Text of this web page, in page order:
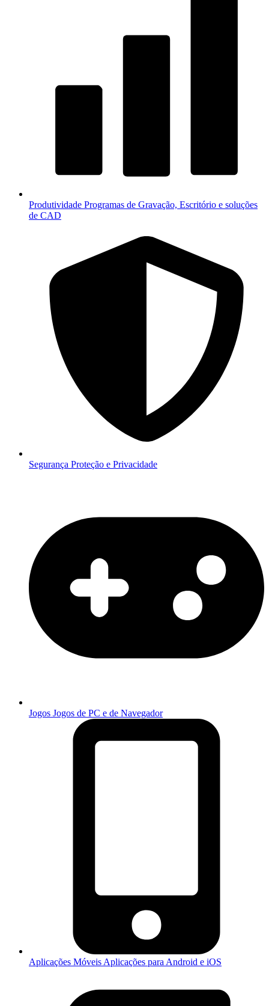
Produtividade Programas de Gravação, Escritório e soluções
de CAD
Segurança Proteção e Privacidade
Jogos Jogos de PC e de Navegador
Aplicações Móveis Aplicações para Android e iOS